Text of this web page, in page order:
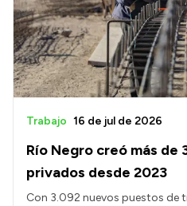
Río Negro creó más de
privados desde 2023
Trabajo 16 de jul de 2026
Con 3.092 nuevos puestos de